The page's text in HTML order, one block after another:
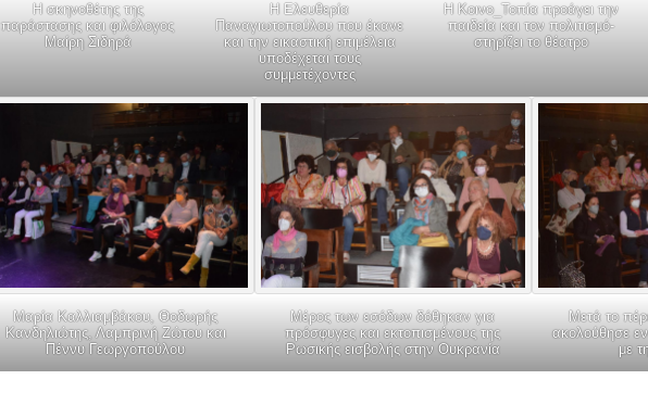
Η σκηνοθέτης της
παράστασης και φιλόλογος
Μαίρη Σιδηρά
Η Ελευθερία
Παναγιωτοπούλου που έκανε
και την εικαστική επιμέλεια
υποδέχεται τους
συμμετέχοντες
Η Κοινο_Τοπία προάγει την
παιδεία και τον πολιτισμό-
στηρίζει το θέατρο
Μαρία Καλλιαμβάκου, Θοδωρής
Κανδηλιώτης, Λαμπρινή Ζώτου και
Πέννυ Γεωργοπούλου
Μέρος των εσόδων δόθηκαν για
πρόσφυγες και εκτοπισμένους της
Ρωσικής εισβολής στην Ουκρανία
Μετά το
ακολούθησε
με